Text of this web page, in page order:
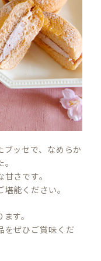
ッセで、なめらか
さです。
能ください。
す。
ぜひご賞味くだ